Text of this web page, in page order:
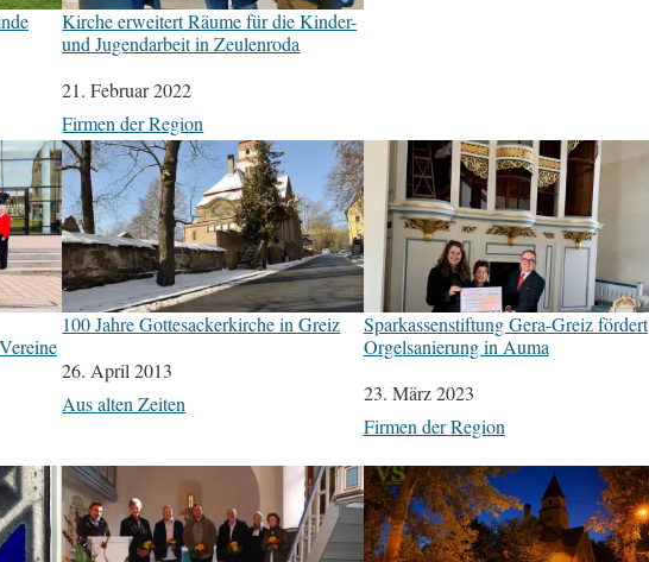
Kirche erweitert Räume für die Kinder-
und Jugendarbeit in Zeulenroda
Datum
21. Februar 2022
In Bezug auf
Firmen der Region
100 Jahre Gottesackerkirche in Greiz
Datum
26. April 2013
In Bezug auf
Aus alten Zeiten
Sparkassenstiftung Gera-Greiz fördert
Orgelsanierung in Auma
Datum
23. März 2023
In Bezug auf
Firmen der Region